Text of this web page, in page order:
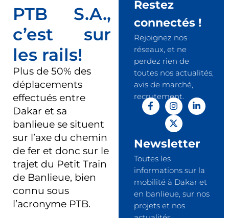
PTB S.A.,
c’est sur
les rails!
Plus de 50% des
déplacements
effectués entre
Dakar et sa
banlieue se situent
sur l’axe du chemin
de fer et donc sur le
trajet du Petit Train
de Banlieue, bien
connu sous
l’acronyme PTB.
Restez
connectés !
Rejoignez nos
réseaux, et ne
perdez rien de
toutes nos actualités,
avis de marché,
recrutement.
Newsletter
Toutes les
informations sur la
mobilité à Dakar et
en banlieue, sur nos
projets et nos